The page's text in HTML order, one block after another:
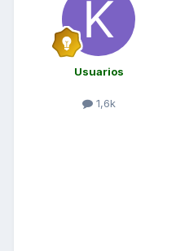
Usuarios
1,6k